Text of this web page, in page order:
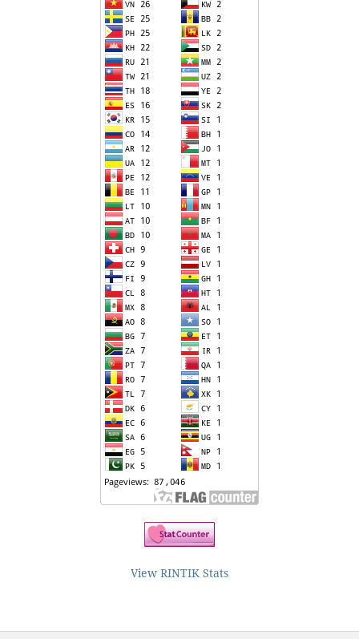
View RINTIK Stats